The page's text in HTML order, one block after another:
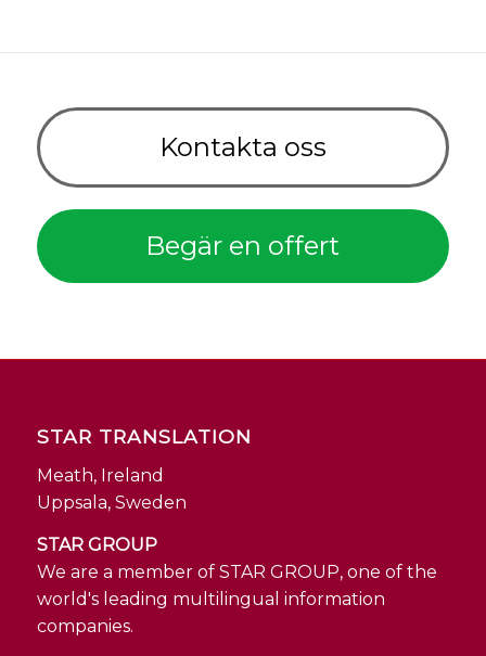
Kontakta oss
Begär en offert
STAR TRANSLATION
Meath, Ireland
Uppsala, Sweden
STAR GROUP
We are a member of STAR GROUP, one of the
world's leading multilingual information
companies.